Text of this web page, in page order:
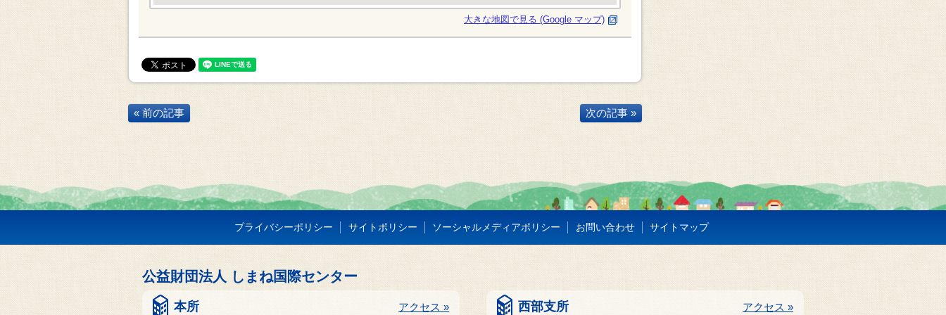
大きな地図で見る (Google マップ)
« 前の記事 次の記事 »
プライバシーポリシー サイトポリシー ソーシャルメディアポリシー お問い合わせ サイトマップ
公益財団法人 しまね国際センター
本所 アクセス » 西部支所 アクセス »